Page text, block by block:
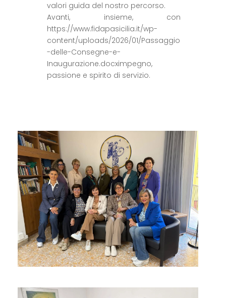
valori guida del nostro percorso.
Avanti, insieme, con
https://www.fidapasicilia.it/wp-
content/uploads/2026/01/Passaggio
-delle-Consegne-e-
Inaugurazione.docximpegno,
passione e spirito di servizio.